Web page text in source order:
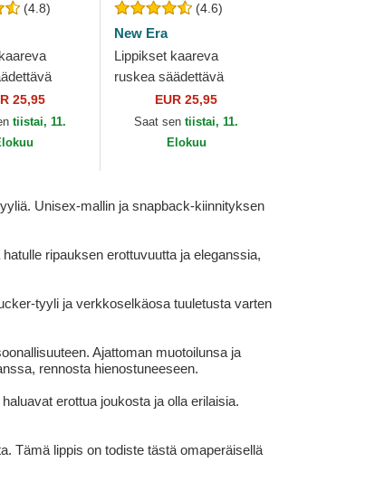
(4.8)
League
New York
New Era
25,95
tiistai, 11.
(4.6)
New Era
Lippikset kaareva
ruskea säädettävä
nauha 9FORTY League
Essential New York
Yankees MLB New Era
EUR 25,95
Saat sentiistai, 11.
Elokuu
Unisex-mallin ja snapback-kiinnityksen
ripauksen erottuvuutta ja eleganssia,
tyyli ja verkkoselkäosa tuuletusta varten
Ajattoman muotoilunsa ja
rennosta hienostuneeseen.
erottua joukosta ja olla erilaisia.
Tämä lippis on todiste tästä omaperäisellä